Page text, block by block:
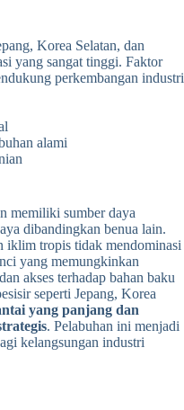
Korea Selatan, dan
yang sangat tinggi. Faktor
perkembangan industri
alami
memiliki sumber daya
dibandingkan benua lain.
iklim tropis tidak mendominasi
yang memungkinkan
akses terhadap bahan baku
seperti Jepang, Korea
yang panjang dan
. Pelabuhan ini menjadi
kelangsungan industri